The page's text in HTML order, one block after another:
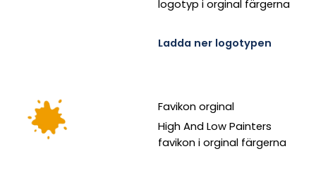
logotyp i orginal färgerna
Ladda ner logotypen
Favikon orginal
High And Low Painters
favikon i orginal färgerna